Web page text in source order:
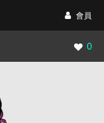
會員
瀏覽
0